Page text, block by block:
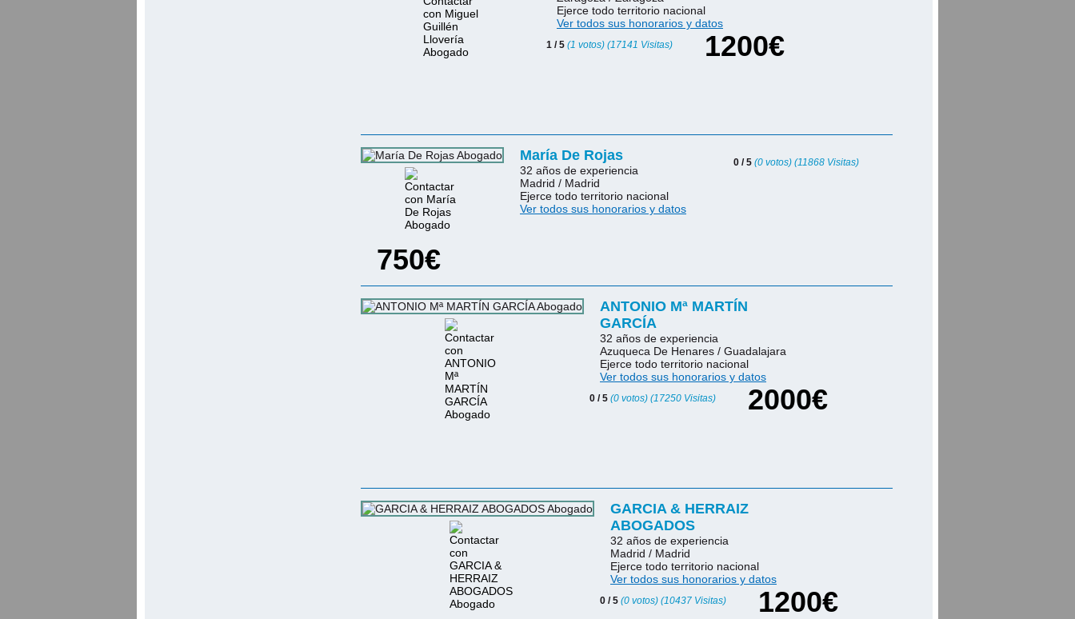
Ejerce todo territorio nacional
Ver todos sus honorarios y datos
1 / 5 (1 votos) (17141 Visitas) 1200€
María De Rojas
32 años de experiencia
Madrid / Madrid
Ejerce todo territorio nacional
Ver todos sus honorarios y datos
0 / 5 (0 votos) (11868 Visitas)
750€
ANTONIO Mª MARTÍN
GARCÍA
32 años de experiencia
Azuqueca De Henares / Guadalajara
Ejerce todo territorio nacional
Ver todos sus honorarios y datos
0 / 5 (0 votos) (17250 Visitas) 2000€
GARCIA & HERRAIZ
ABOGADOS
32 años de experiencia
Madrid / Madrid
Ejerce todo territorio nacional
Ver todos sus honorarios y datos
0 / 5 (0 votos) (10437 Visitas) 1200€